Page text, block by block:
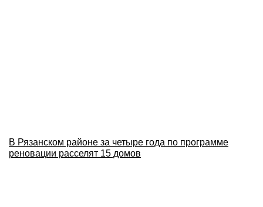
В Рязанском районе за четыре года по программе
реновации расселят 15 домов